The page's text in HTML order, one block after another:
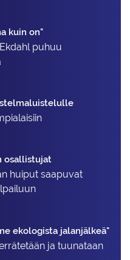
kuin on"
puhuu
osallistujat
huiput saapuvat
ekologista jalanjälkeä"
ja tuunataan